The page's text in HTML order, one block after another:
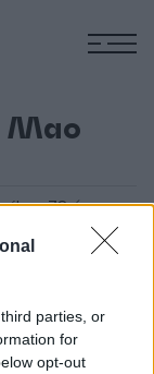
parties, or
for
opt-out
Mao
78 éves
Csou En-
tagja volt a
Egyik